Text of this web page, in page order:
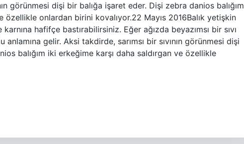
görünmesi dişi bir balığa işaret eder. Dişi zebra danios balığım
özellikle onlardan birini kovalıyor.22 Mayıs 2016Balık yetişkin
hafifçe bastırabilirsiniz. Eğer ağızda beyazımsı bir sıvı
gelir. Aksi takdirde, sarımsı bir sıvının görünmesi dişi
balığım iki erkeğime karşı daha saldırgan ve özellikle